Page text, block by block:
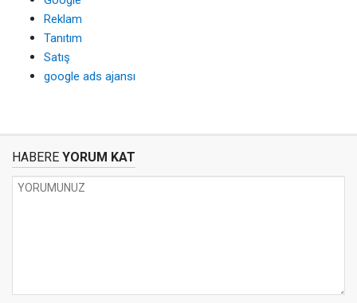
Reklam
Tanıtım
Satış
google ads ajansı
HABERE YORUM KAT